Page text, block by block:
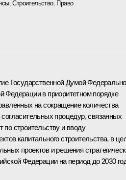
,Строительство, Право
Государственной Думой
Федерации в приоритетном порядке
на сокращение количества
процедур, связанных
строительству и вводу
капитального строительства, в
проектов и решения
Федерации на период до 2030